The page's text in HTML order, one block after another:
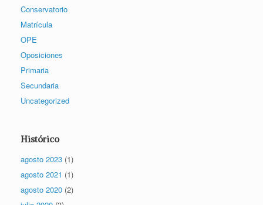
Conservatorio
Matrícula
OPE
Oposiciones
Primaria
Secundaria
Uncategorized
Histórico
agosto 2023 (1)
agosto 2021 (1)
agosto 2020 (2)